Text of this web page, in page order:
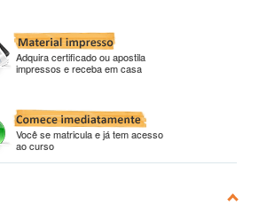
Adquira certificado ou apostila
impressos e receba em casa
Você se matricula e já tem acesso
ao curso